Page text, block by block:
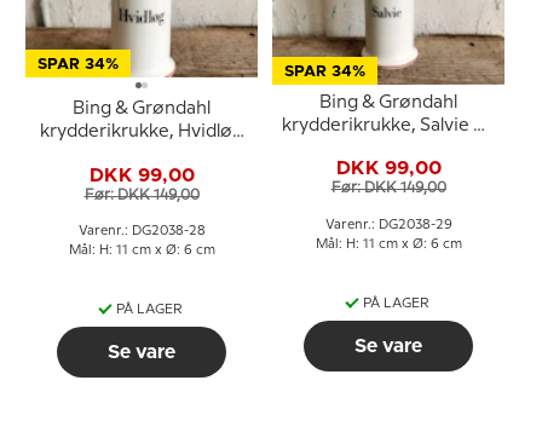
SPAR 34%
Bing & Grøndahl
krydderikrukke, Hvidløg
DKK 99,00
Før: DKK 149,00
Varenr.: DG2038-28
Mål: H: 11 cm x Ø: 6 cm
PÅ LAGER
Se vare
SPAR 34%
Bing & Grøndahl
krydderikrukke, Salvie nr.
DKK 99,00
Før: DKK 149,00
Varenr.: DG2038-29
Mål: H: 11 cm x Ø: 6 cm
PÅ LAGER
Se vare